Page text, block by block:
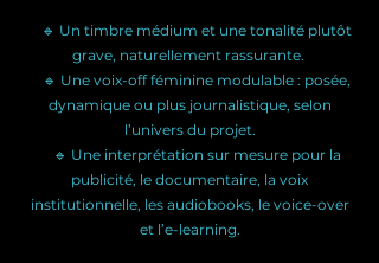
🔹 Un timbre médium et une tonalité plutôt
grave, naturellement rassurante.
🔹 Une voix-off féminine modulable : posée,
dynamique ou plus journalistique, selon
l’univers du projet.
🔹 Une interprétation sur mesure pour la
publicité, le documentaire, la voix
institutionnelle, les audiobooks, le voice-over
et l’e-learning.